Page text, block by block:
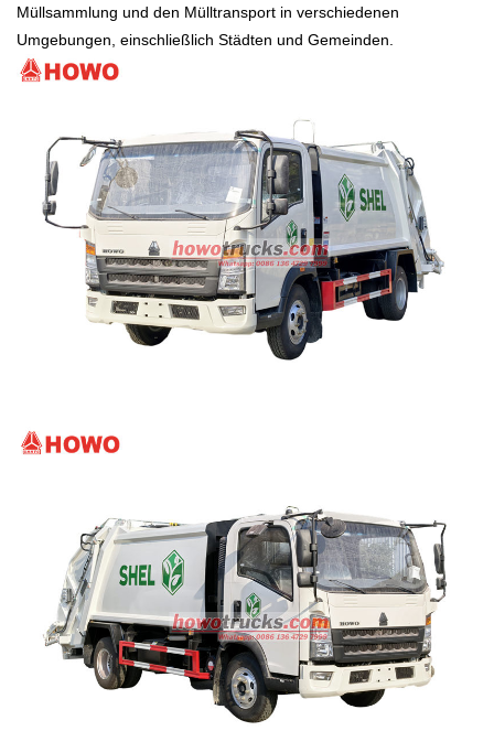
Müllsammlung und den Mülltransport in verschiedenen
Umgebungen, einschließlich Städten und Gemeinden.